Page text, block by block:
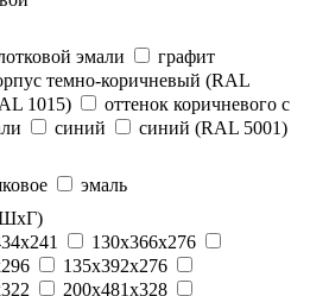
эмали
графит
темно-коричневый (RAL
1015)
оттенок коричневого с
синий
синий (RAL 5001)
эмаль
130х366х276
135x392x276
200x481x328